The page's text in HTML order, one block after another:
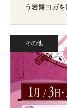
う岩盤ヨガ
その他